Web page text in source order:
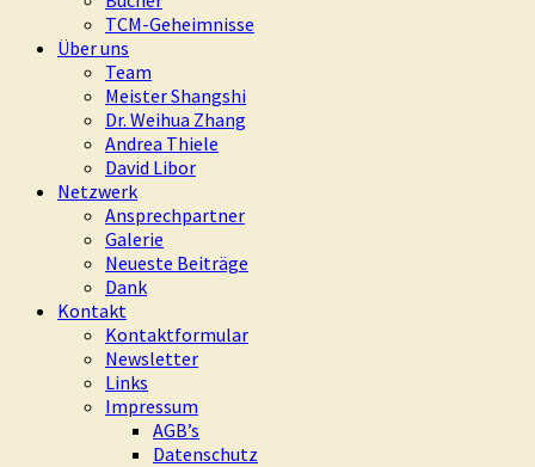
TCM-Geheimnisse
Über uns
Team
Meister Shangshi
Dr. Weihua Zhang
Andrea Thiele
David Libor
Netzwerk
Ansprechpartner
Galerie
Neueste Beiträge
Dank
Kontakt
Kontaktformular
Newsletter
Links
Impressum
AGB’s
Datenschutz